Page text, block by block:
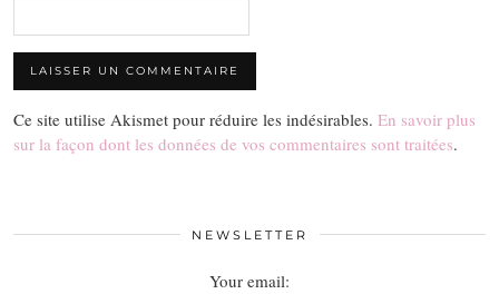
Ce site utilise Akismet pour réduire les indésirables. En savoir plus
sur la façon dont les données de vos commentaires sont traitées.
NEWSLETTER
Your email: